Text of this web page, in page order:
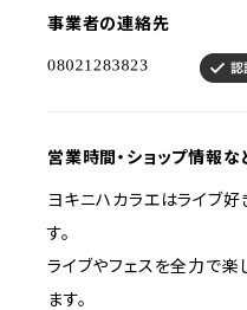
事業者の連絡先
営業時間・ショップ情報な
ヨキニハカラエはライブ
す。
ライブやフェスを全力で
ます。